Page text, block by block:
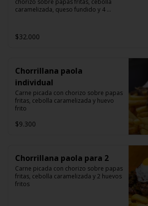
chorizo sobre papas fritas, cebolla
caramelizada, queso fundido y 4
$32.000
Chorrillana paola
individual
Carne picada con chorizo sobre papas
fritas, cebolla caramelizada y huevo
frito
$9.300
Chorrillana paola para 2
Carne picada con chorizo sobre papas
fritas, cebolla caramelizada y 2 huevos
fritos